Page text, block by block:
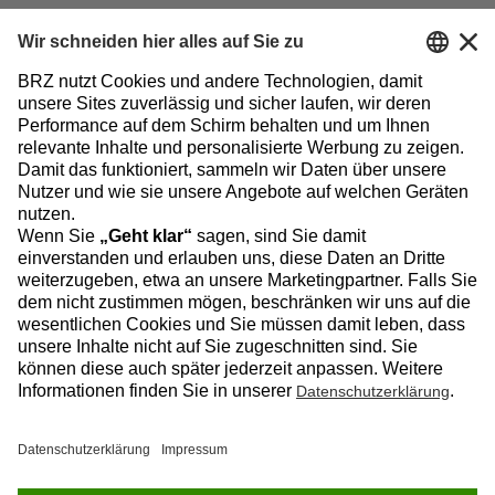
Zum Baublog
Datenschutz
Impressum